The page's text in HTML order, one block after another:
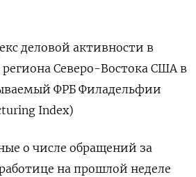
деловой ‌активности в
Северо-Востока США в
ФРБ Филадельфии
Index)
о числе обращений за
на ​прошлой неделе